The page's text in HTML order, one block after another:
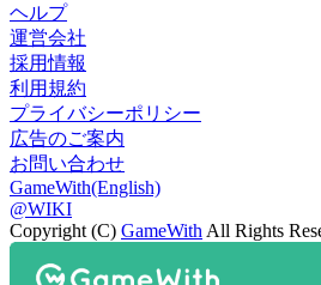
ヘルプ
運営会社
採用情報
利用規約
プライバシーポリシー
広告のご案内
お問い合わせ
GameWith(English)
@WIKI
Copyright (C) GameWith All Rights